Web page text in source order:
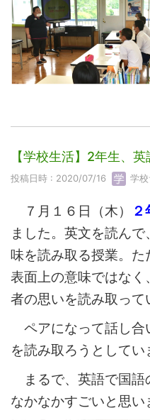
【学校生活】2年生、
投稿日時 : 2020/07/16 学
７月１６日（木）
ました。英文を読ん
味を読み取る授業。た
表面上の意味ではな
者の思いを読み取って
ペアになって話し合
を読み取ろうとしてい
まるで、英語で国語
なかなかすごいと思い